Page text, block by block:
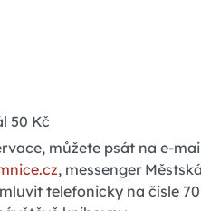
50 Kč
můžete psát na e-
, messenger
telefonicky na čísle